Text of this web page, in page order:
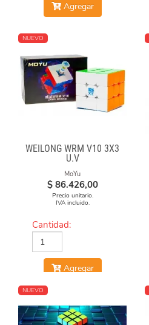
Agregar
NUEVO
WEILONG WRM V10 3X3
U.V
MoYu
$ 86.426,00
Precio unitario.
IVA incluido.
Cantidad:
Agregar
NUEVO